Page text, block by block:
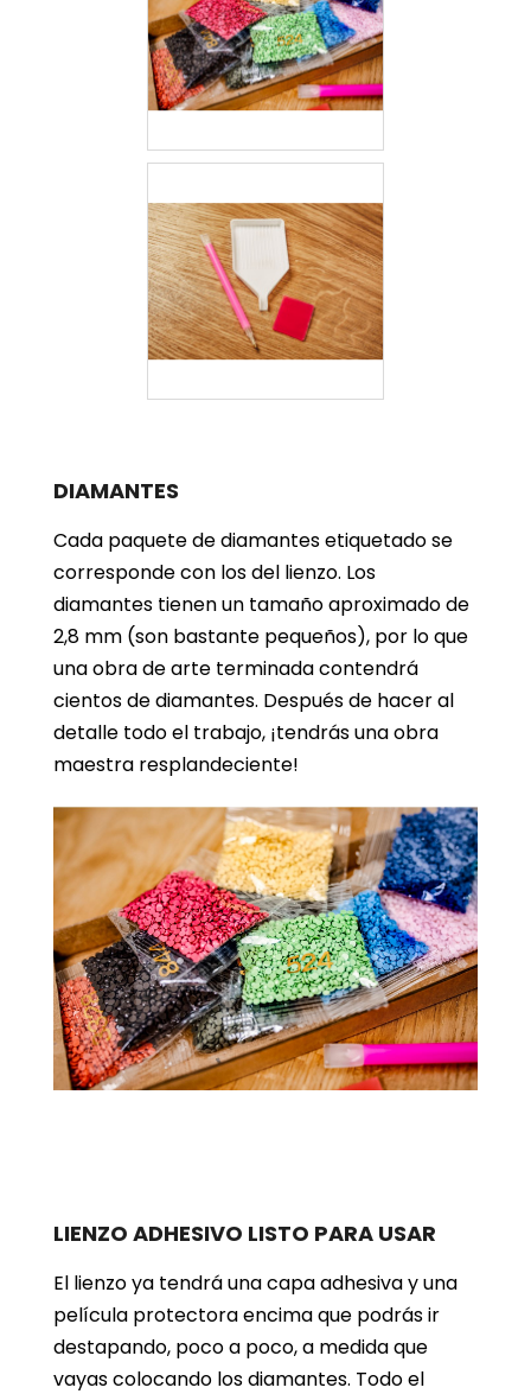
DIAMANTES
Cada paquete de diamantes etiquetado se
corresponde con los del lienzo. Los
diamantes tienen un tamaño aproximado de
2,8 mm (son bastante pequeños), por lo que
una obra de arte terminada contendrá
cientos de diamantes. Después de hacer al
detalle todo el trabajo, ¡tendrás una obra
maestra resplandeciente!
LIENZO ADHESIVO LISTO PARA USAR
El lienzo ya tendrá una capa adhesiva y una
película protectora encima que podrás ir
destapando, poco a poco, a medida que
vayas colocando los diamantes. Todo el